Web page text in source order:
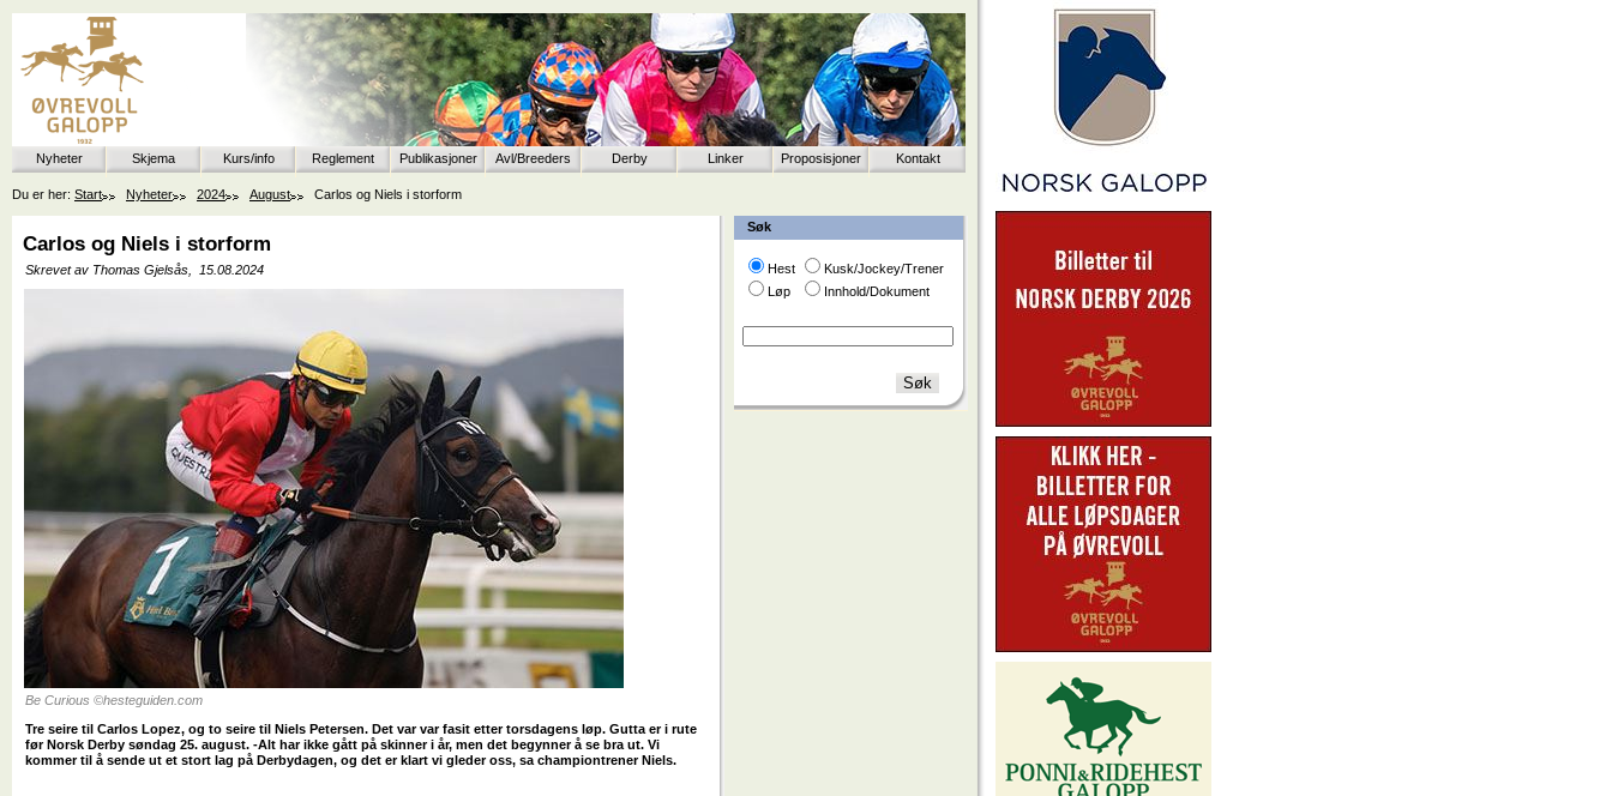
Nyheter Skjema Kurs/info Reglement Publikasjoner Avl/Breeders Derby Linker Proposisjoner Kontakt
Du er her: Start Nyheter 2024 August Carlos og Niels i storform
Søk
Hest
Kusk/Jockey/Trener
Løp
Innhold/Dokument
Carlos og Niels i storform
Skrevet av Thomas Gjelsås, 15.08.2024
Be Curious ©hesteguiden.com
Tre seire til Carlos Lopez, og to seire til Niels Petersen. Det var var fasit etter torsdagens løp. Gutta er i rute
før Norsk Derby søndag 25. august. -Alt har ikke gått på skinner i år, men det begynner å se bra ut. Vi
kommer til å sende ut et stort lag på Derbydagen, og det er klart vi gleder oss, sa championtrener Niels.